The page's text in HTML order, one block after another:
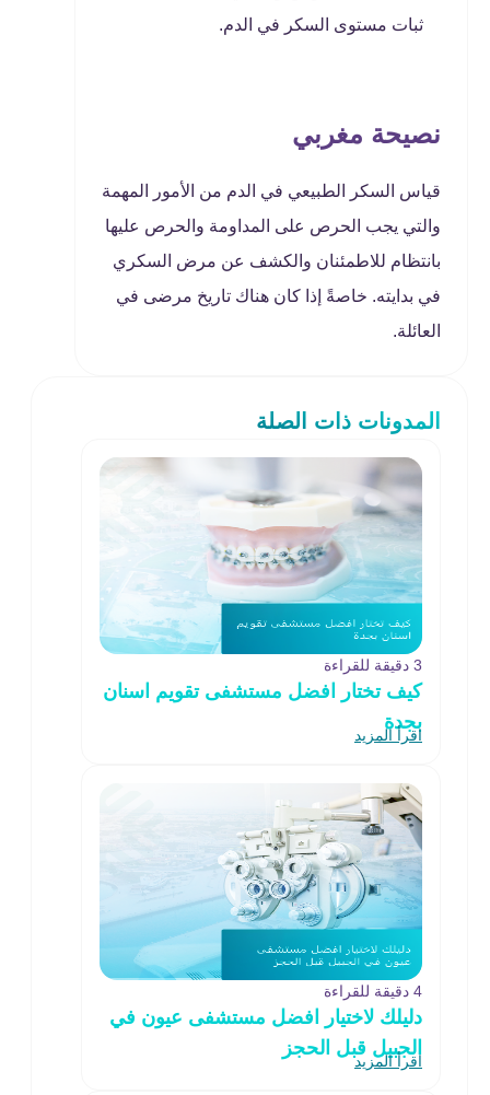
ثبات مستوى السكر في الدم.
نصيحة مغربي
قياس السكر الطبيعي في الدم من الأمور المهمة
والتي يجب الحرص على المداومة والحرص عليها
بانتظام للاطمئنان والكشف عن مرض السكري
في بدايته. خاصةً إذا كان هناك تاريخ مرضى في
العائلة.
المدونات ذات الصلة
3 دقيقة للقراءة
كيف تختار افضل مستشفى تقويم اسنان
بجدة
اقرأ المزيد
4 دقيقة للقراءة
دليلك لاختيار افضل مستشفى عيون في
الجبيل قبل الحجز
اقرأ المزيد